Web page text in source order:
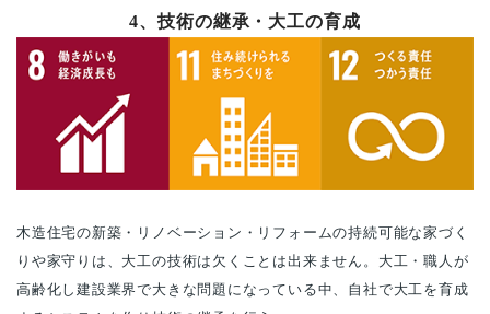
4、技術の継承・大工の育成
木造住宅の新築・リノベーション・リフォームの持続可能な家づく
りや家守りは、大工の技術は欠くことは出来ません。大工・職人が
高齢化し建設業界で大きな問題になっている中、自社で大工を育成